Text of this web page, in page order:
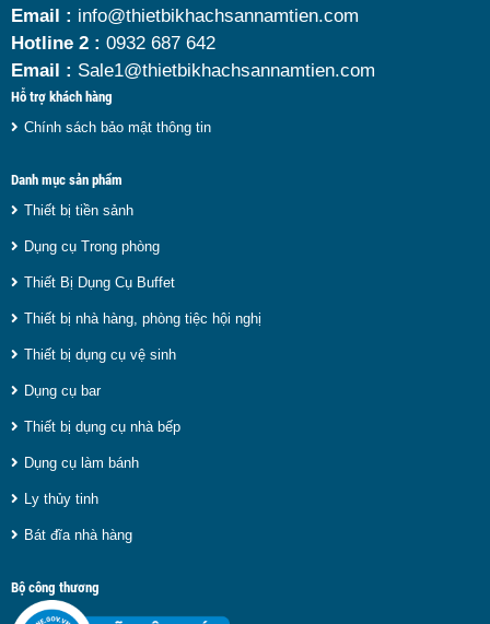
Email : info@thietbikhachsannamtien.com
Hotline 2 : 0932 687 642
Email : Sale1@thietbikhachsannamtien.com
Hỗ trợ khách hàng
Chính sách bảo mật thông tin
Danh mục sản phẩm
Thiết bị tiền sảnh
Dụng cụ Trong phòng
Thiết Bị Dụng Cụ Buffet
Thiết bị nhà hàng, phòng tiệc hội nghị
Thiết bị dụng cụ vệ sinh
Dụng cụ bar
Thiết bị dụng cụ nhà bếp
Dụng cụ làm bánh
Ly thủy tinh
Bát đĩa nhà hàng
Bộ công thương